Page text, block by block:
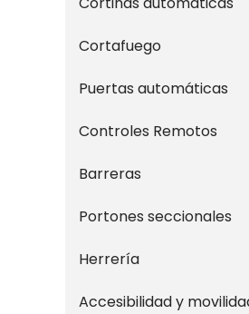
Cortafuego
Puertas automáticas
Controles Remotos
Barreras
Portones seccionales
Herrería
Accesibilidad y